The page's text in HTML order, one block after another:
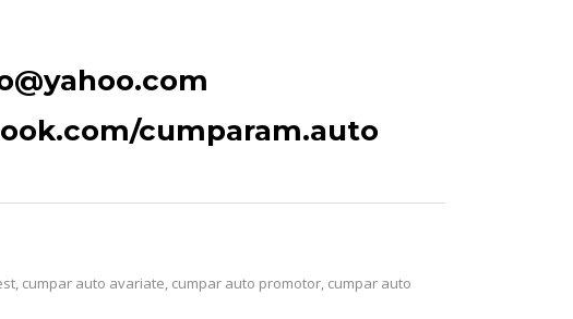
cumparam.auto
, cumpar auto avariate, cumpar auto promotor, cumpar auto